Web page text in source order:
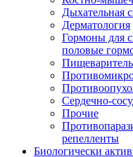
Дыхательная
Дерматология
Гормоны для
половые
Сердечно-
Прочие
репелленты
Биологически